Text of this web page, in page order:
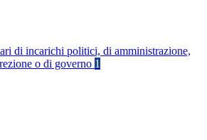
di incarichi politici, di amministrazione,
o di governo 1